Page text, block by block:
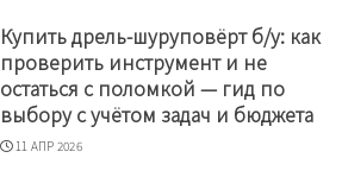
Купить дрель-шуруповёрт б/у: как
проверить инструмент и не
остаться с поломкой — гид по
выбору с учётом задач и бюджета
11 АПР 2026